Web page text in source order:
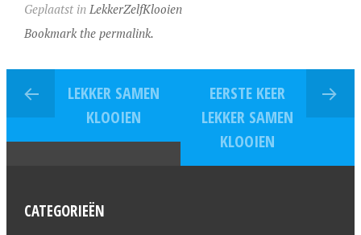
Geplaatst in LekkerZelfKlooien
Bookmark the permalink.
LEKKER SAMEN
KLOOIEN
EERSTE KEER
LEKKER SAMEN
KLOOIEN
CATEGORIEËN